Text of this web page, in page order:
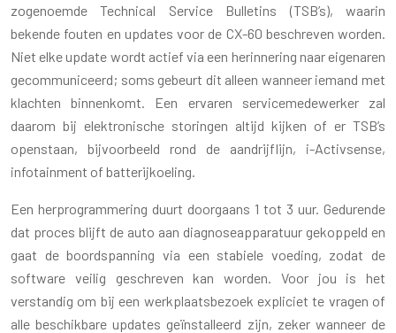
zogenoemde Technical Service Bulletins (TSB’s), waarin
bekende fouten en updates voor de CX-60 beschreven worden.
Niet elke update wordt actief via een herinnering naar eigenaren
gecommuniceerd; soms gebeurt dit alleen wanneer iemand met
klachten binnenkomt. Een ervaren servicemedewerker zal
daarom bij elektronische storingen altijd kijken of er TSB’s
openstaan, bijvoorbeeld rond de aandrijflijn, i-Activsense,
infotainment of batterijkoeling.
Een herprogrammering duurt doorgaans 1 tot 3 uur. Gedurende
dat proces blijft de auto aan diagnoseapparatuur gekoppeld en
gaat de boordspanning via een stabiele voeding, zodat de
software veilig geschreven kan worden. Voor jou is het
verstandig om bij een werkplaatsbezoek expliciet te vragen of
alle beschikbare updates geïnstalleerd zijn, zeker wanneer de